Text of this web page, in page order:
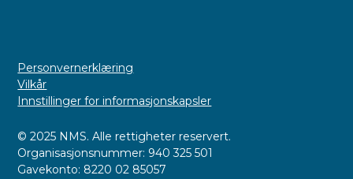
© 2025 NMS. Alle rettigheter reservert.
Organisasjonsnummer: 940 325 501
Gavekonto: 8220 02 85057
Personvernerklæring
Vilkår
Innstillinger for informasjonskapsler